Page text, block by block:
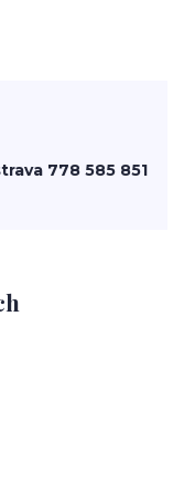
778 585 851